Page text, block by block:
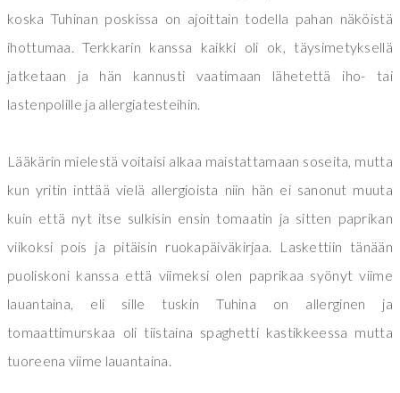
koska Tuhinan poskissa on ajoittain todella pahan näköistä
ihottumaa. Terkkarin kanssa kaikki oli ok, täysimetyksellä
jatketaan ja hän kannusti vaatimaan lähetettä iho- tai
lastenpolille ja allergiatesteihin.
Lääkärin mielestä voitaisi alkaa maistattamaan soseita, mutta
kun yritin inttää vielä allergioista niin hän ei sanonut muuta
kuin että nyt itse sulkisin ensin tomaatin ja sitten paprikan
viikoksi pois ja pitäisin ruokapäiväkirjaa. Laskettiin tänään
puoliskoni kanssa että viimeksi olen paprikaa syönyt viime
lauantaina, eli sille tuskin Tuhina on allerginen ja
tomaattimurskaa oli tiistaina spaghetti kastikkeessa mutta
tuoreena viime lauantaina.